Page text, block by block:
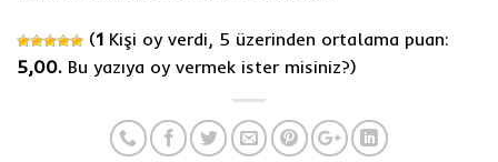
(1 Kişi oy verdi, 5 üzerinden ortalama puan:
5,00. Bu yazıya oy vermek ister misiniz?)